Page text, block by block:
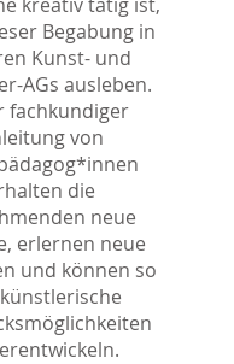
Begabung in
Kunst- und
AGs ausleben.
fachkundiger
von
die
neue
erlernen neue
und können so